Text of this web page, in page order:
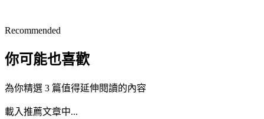
Recommended
你可能也喜歡
為你精選 3 篇值得延伸閱讀的內容
載入推薦文章中...